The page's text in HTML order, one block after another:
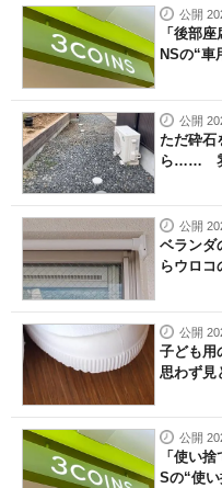
公開
「後部
NSの“車
公開
ただ砕石
ら…… 雰
公開
ベランダ
らウロコ
公開
子ども
思わず見
公開
「使い
Sの“使